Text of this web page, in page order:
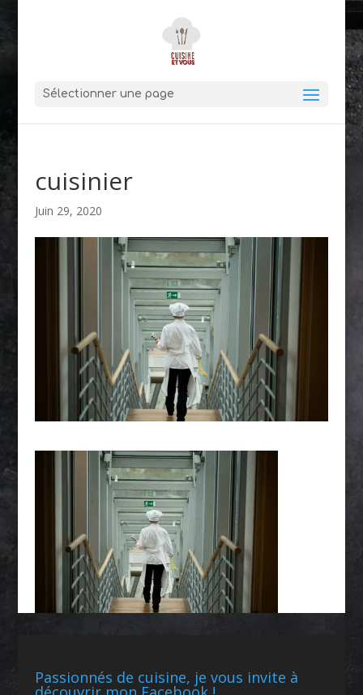
Sélectionner une page
cuisinier
Juin 29, 2020
Passionnés de cuisine, je vous invite à